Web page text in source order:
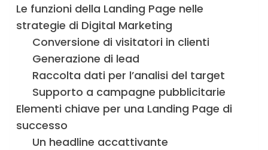
Le funzioni della Landing Page nelle
strategie di Digital Marketing
Conversione di visitatori in clienti
Generazione di lead
Raccolta dati per l’analisi del target
Supporto a campagne pubblicitarie
Elementi chiave per una Landing Page di
successo
Un headline accattivante